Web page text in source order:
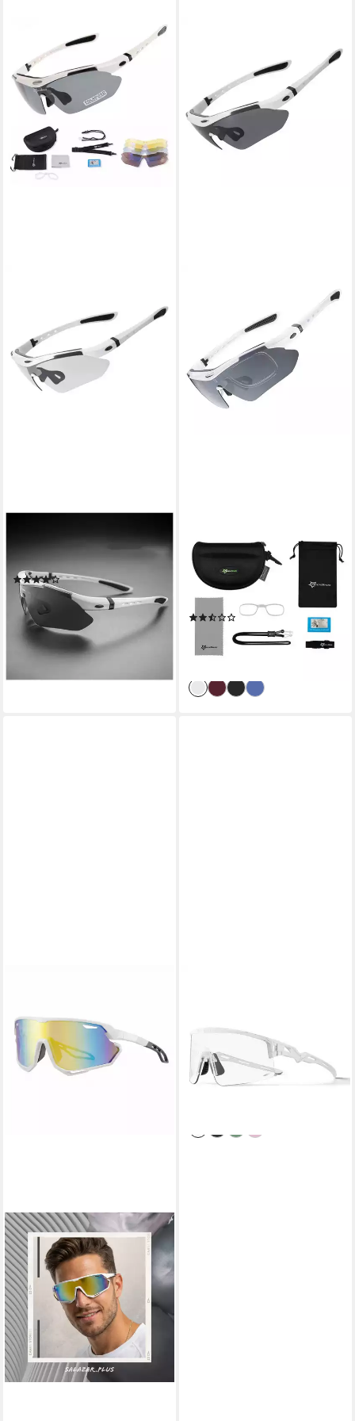
Fahrradbrille Rockbros 10002
Fahrradbrille polarisiert
(6)
21,95 € UVP34,95 €
-37%
lieferbar - in 4-5 Werktagen bei dir
Fahrradbrille photochrome,
(Brillenset, Einzelartikel mit
Zubehör), UV400, 30 g leicht,
inkl. Etui & Band
(2)
34,95 € UVP39,95 €
-13%
mit UV-Schutz und
Korrektureinsatz
39,95 €
44,95 €